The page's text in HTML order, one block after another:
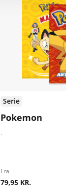
Serie
Pokemon
.
Fra
79,95 KR.